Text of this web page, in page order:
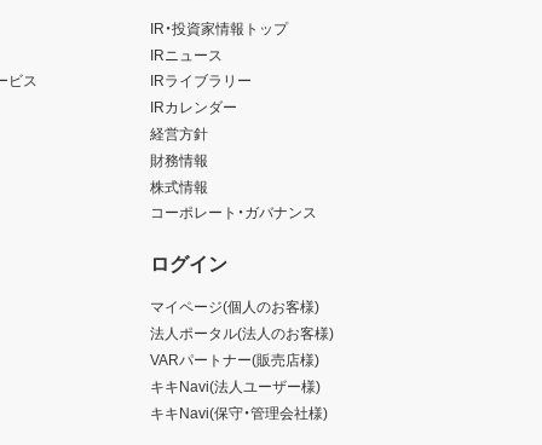
ビス
IR・投資家情報トップ
IRニュース
IRライブラリー
IRカレンダー
経営方針
財務情報
株式情報
コーポレート・ガバナンス
ログイン
マイページ(個人のお客様)
法人ポータル(法人のお客様)
VARパートナー(販売店様)
キキNavi(法人ユーザー様)
キキNavi(保守・管理会社様)